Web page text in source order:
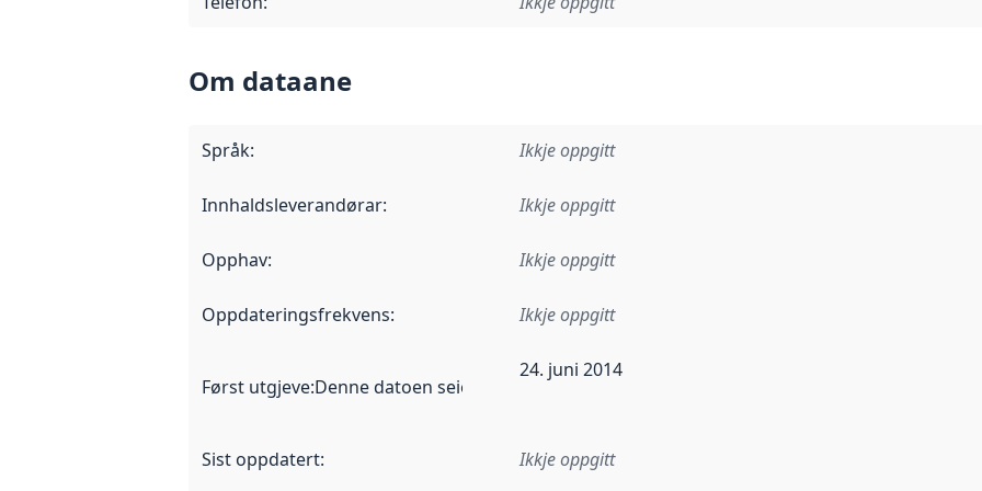
Om dataane
Språk: Ikkje oppgitt
Innhaldsleverandørar: Ikkje oppgitt
Opphav: Ikkje oppgitt
Oppdateringsfrekvens: Ikkje oppgitt
Først utgjeve:Denne datoen seier når dataa i dette datasettet først blei utgitt. Det kan ha
24. juni 2014
Sist oppdatert: Ikkje oppgitt